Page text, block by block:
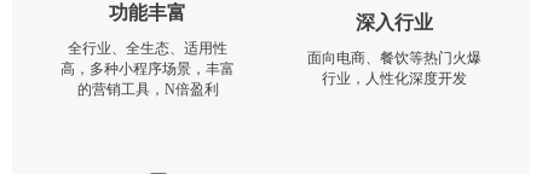
功能丰富
全行业、全生态、适用性
高，多种小程序场景，丰富
的营销工具，N倍盈利
深入行业
面向电商、餐饮等热门火爆
行业，人性化深度开发